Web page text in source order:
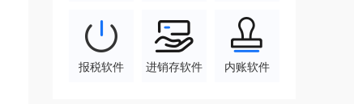
报税软件 进销存软件 内账软件